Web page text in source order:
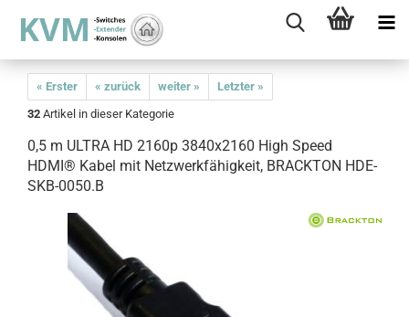
« Erster « zurück weiter »
Letzter »
32 Artikel in dieser Kategorie
0,5 m ULTRA HD 2160p 3840x2160 High Speed
HDMI® Kabel mit Netzwerkfähigkeit, BRACKTON HDE-
SKB-0050.B